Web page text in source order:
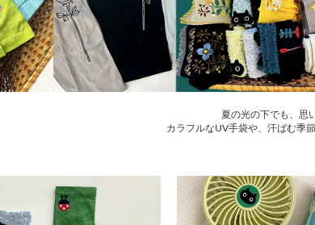
夏の光の下でも、思
カラフルなUV手袋や、汗ばむ季